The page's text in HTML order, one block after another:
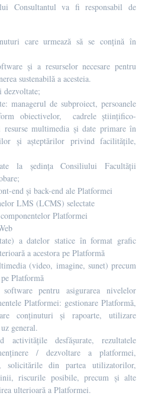
Consultantul va fi responsabil de
care urmează să se conțină în
și a resurselor necesare pentru
sustenabilă a acesteia.
dezvoltate;
managerul de subproiect, persoanele
obiectivelor, cadrele științifico-
multimedia și date primare în
și așteptărilor privind facilitățile,
la ședința Consiliului Facultății
end și back-end ale Platformei
LMS (LCMS) selectate
Platformei
a datelor statice în format grafic
a acestora pe Platformă
(video, imagine, sunet) precum
Platformă
pentru asigurarea nivelelor
Platformei: gestionare Platformă,
conținuturi și rapoarte, utilizare
general.
activitățile desfășurate, rezultatele
/ dezvoltare a platformei,
solicitările din partea utilizatorilor,
riscurile posibile, precum și alte
ulterioară a Platformei.